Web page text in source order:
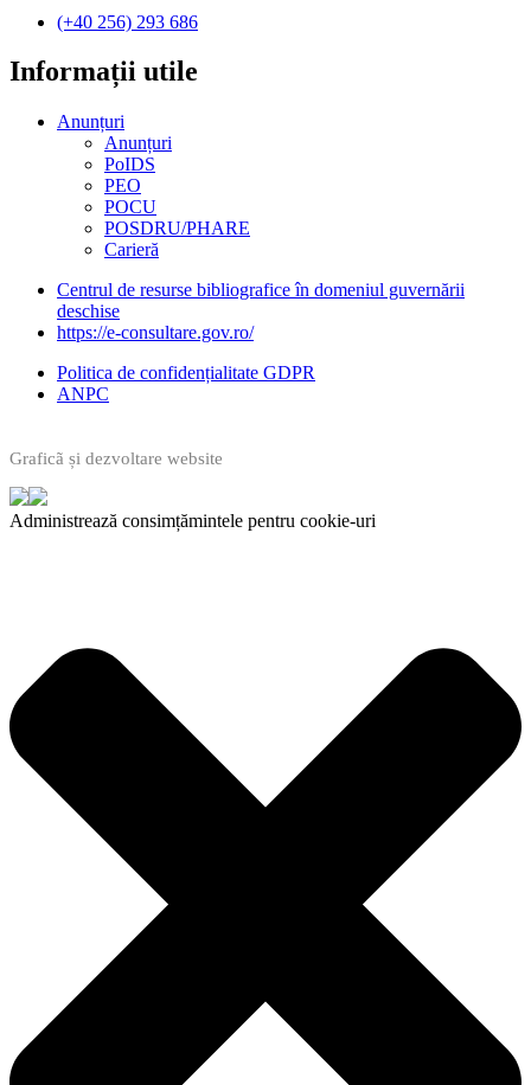
(+40 256) 293 686
Informații utile​
Anunțuri
Anunțuri
PoIDS
PEO
POCU
POSDRU/PHARE
Carieră
Centrul de resurse bibliografice în domeniul guvernării
deschise
https://e-consultare.gov.ro/
Politica de confidențialitate GDPR
ANPC
Graficã și dezvoltare website
Administrează consimțămintele pentru cookie-uri